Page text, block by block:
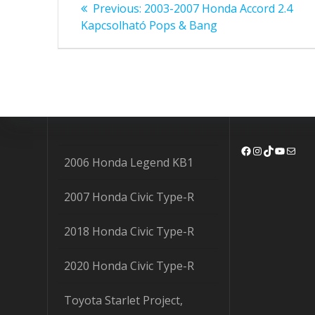
navigáció
Previous: Previous
post:
2003-2007 Honda Accord 2.4
Kapcsolható Pops & Bang
2006 Honda Legend KB1
2007 Honda Civic Type-R
2018 Honda Civic Type-R
2020 Honda Civic Type-R
Toyota Starlet Project,
Facebook
Instagram
TikTok
YouTube
Mail